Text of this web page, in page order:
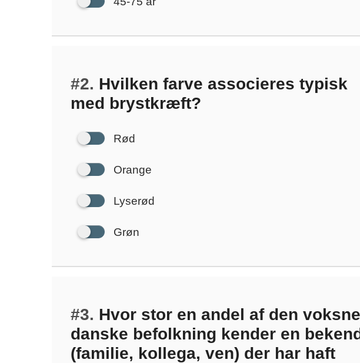
#2. Hvilken farve associeres typisk
med brystkræft?
Rød
Orange
Lyserød
Grøn
#3. Hvor stor en andel af den voksne
danske befolkning kender en
(familie, kollega, ven) der har haft